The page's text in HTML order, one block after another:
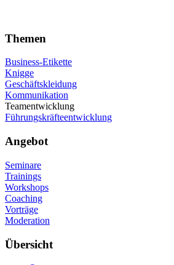
Themen
Business-Etikette
Knigge
Geschäftskleidung
Kommunikation
Teamentwicklung
Führungskräfteentwicklung
Angebot
Seminare
Trainings
Workshops
Coaching
Vorträge
Moderation
Übersicht